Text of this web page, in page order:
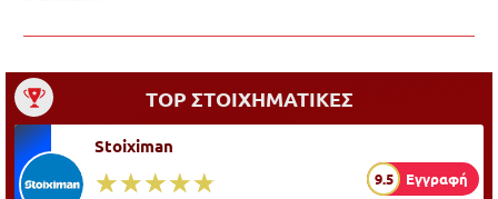
TOP ΣΤΟΙΧΗΜΑΤΙΚΕΣ
Stoiximan
☆☆☆☆☆
★★★★★ 9.5 Εγγραφή